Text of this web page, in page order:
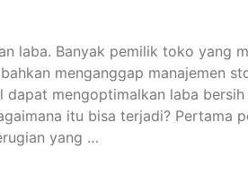
laba. Banyak pemilik toko yang
menganggap manajemen
mengoptimalkan laba bersih
itu bisa terjadi? Pertama
yang …